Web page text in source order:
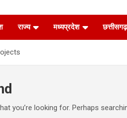
राज्य मध्यप्रदेश छत्तीसगढ़
you’re looking for. Perhaps